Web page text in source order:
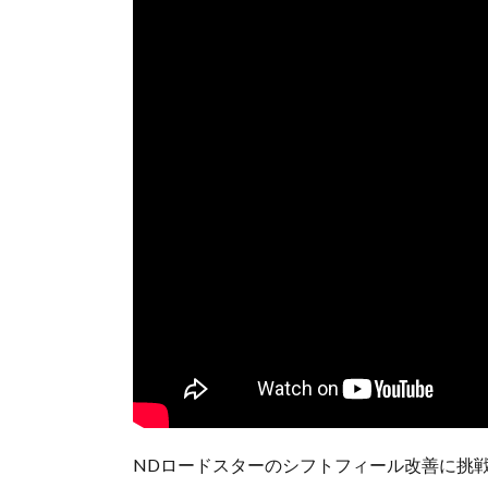
NDロードスターのシフトフィール改善に挑